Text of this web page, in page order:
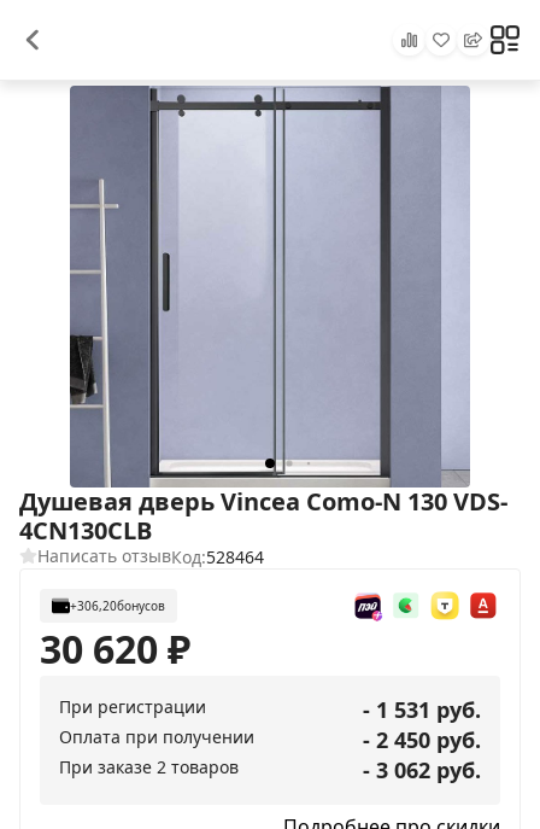
Душевая дверь Vincea Como-N 130 VDS-
4CN130CLB
Написать отзывКод:528464
+306,20бонусов
30 620₽
При регистрации - 1 531 руб.
Оплата при получении - 2 450 руб.
При заказе 2 товаров - 3 062 руб.